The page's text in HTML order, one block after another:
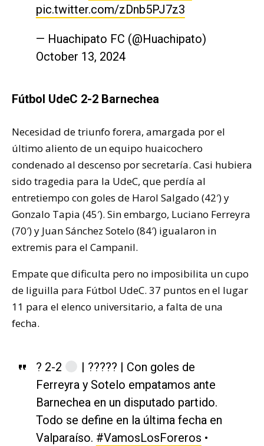
pic.twitter.com/zDnb5PJ7z3
— Huachipato FC (@Huachipato)
October 13, 2024
Fútbol UdeC 2-2 Barnechea
Necesidad de triunfo forera, amargada por el
último aliento de un equipo huaicochero
condenado al descenso por secretaría. Casi hubiera
sido tragedia para la UdeC, que perdía al
entretiempo con goles de Harol Salgado (42′) y
Gonzalo Tapia (45′). Sin embargo, Luciano Ferreyra
(70′) y Juan Sánchez Sotelo (84′) igualaron in
extremis para el Campanil.
Empate que dificulta pero no imposibilita un cupo
de liguilla para Fútbol UdeC. 37 puntos en el lugar
11 para el elenco universitario, a falta de una
fecha.
? 2-2
| ????? | Con goles de
Ferreyra y Sotelo empatamos ante
Barnechea en un disputado partido.
Todo se define en la última fecha en
Valparaíso. #VamosLosForeros •